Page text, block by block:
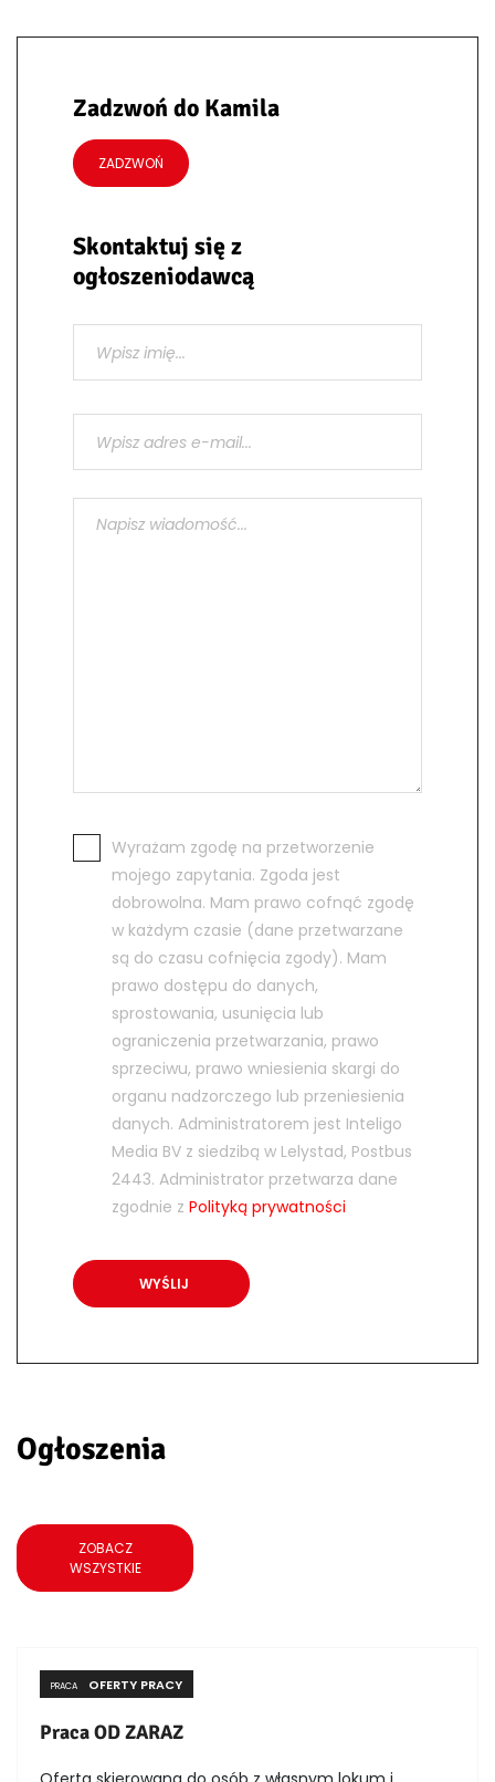
Zadzwoń do Kamila
ZADZWOŃ
Skontaktuj się z
ogłoszeniodawcą
Wyrażam zgodę na przetworzenie
mojego zapytania. Zgoda jest
dobrowolna. Mam prawo cofnąć zgodę
w każdym czasie (dane przetwarzane
są do czasu cofnięcia zgody). Mam
prawo dostępu do danych,
sprostowania, usunięcia lub
ograniczenia przetwarzania, prawo
sprzeciwu, prawo wniesienia skargi do
organu nadzorczego lub przeniesienia
danych. Administratorem jest Inteligo
Media BV z siedzibą w Lelystad, Postbus
2443. Administrator przetwarza dane
zgodnie z Polityką prywatności
Ogłoszenia
ZOBACZ
WSZYSTKIE
PRACA OFERTY PRACY
Praca OD ZARAZ